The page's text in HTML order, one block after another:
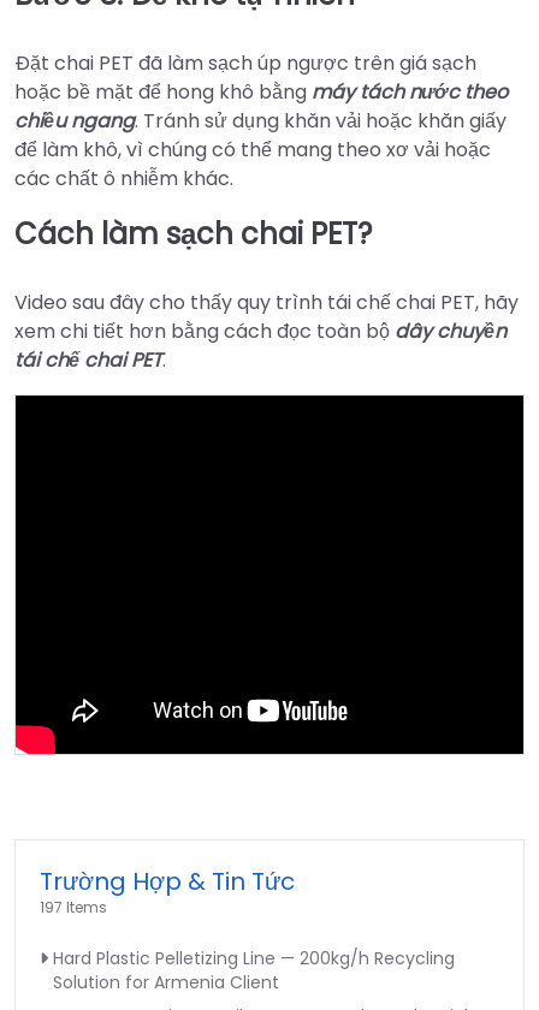
Đặt chai PET đã làm sạch úp ngược trên giá sạch
hoặc bề mặt để hong khô bằng máy tách nước theo
chiều ngang. Tránh sử dụng khăn vải hoặc khăn giấy
để làm khô, vì chúng có thể mang theo xơ vải hoặc
các chất ô nhiễm khác.
Cách làm sạch chai PET?
Video sau đây cho thấy quy trình tái chế chai PET, hãy
xem chi tiết hơn bằng cách đọc toàn bộ dây chuyền
tái chế chai PET.
Trường Hợp & Tin Tức
197 Items
Hard Plastic Pelletizing Line — 200kg/h Recycling
Solution for Armenia Client